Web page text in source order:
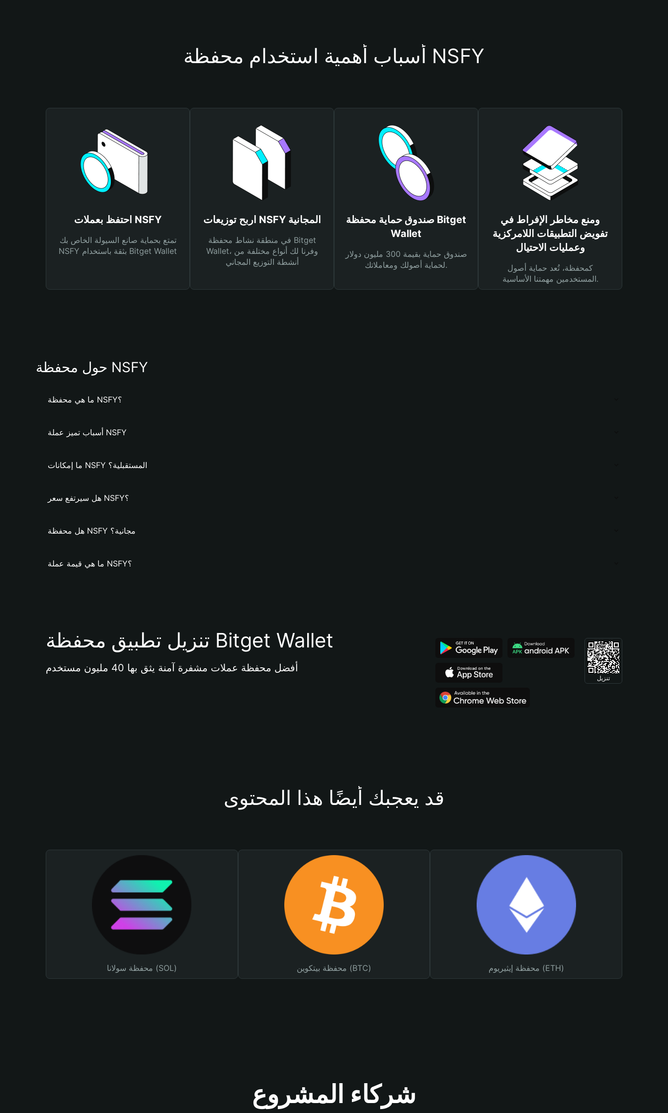
أسباب أهمية استخدام محفظة NSFY
احتفظ بعملات NSFY
تمتع بحماية صانع السيولة الخاص بك
NSFY بثقة باستخدام Bitget Wallet
اربح توزيعات NSFY المجانية
في منطقة نشاط محفظة Bitget
Wallet، وفرنا لك أنواع مختلفة من
أنشطة التوزيع المجاني
صندوق حماية محفظة Bitget
Wallet
صندوق حماية بقيمة 300 مليون دولار
لحماية أصولك ومعاملاتك.
ومنع مخاطر الإفراط في
تفويض التطبيقات اللامركزية
وعمليات الاحتيال
كمحفظة، تُعد حماية أصول
المستخدمين مهمتنا الأساسية.
حول محفظة NSFY
ما هي محفظة NSFY؟
أسباب تميز عملة NSFY
ما إمكانات NSFY المستقبلية؟
هل سيرتفع سعر NSFY؟
هل محفظة NSFY مجانية؟
ما هي قيمة عملة NSFY؟
تنزيل تطبيق محفظة Bitget Wallet
أفضل محفظة عملات مشفرة آمنة يثق بها 40 مليون مستخدم
تنزيل
قد يعجبك أيضًا هذا المحتوى
محفظة سولانا (SOL) محفظة بيتكوين (BTC) محفظة إيثيريوم (ETH)
شركاء المشروع